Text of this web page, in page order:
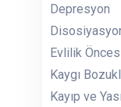
Depresyon
Evlilik
Kaygı
Kayıp ve Yası